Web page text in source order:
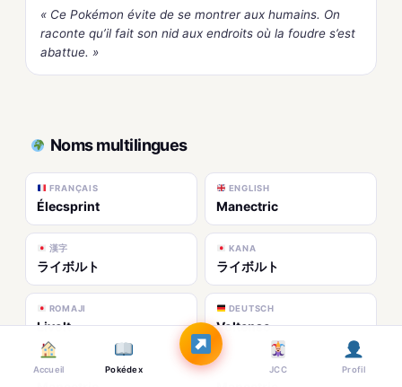
« Ce Pokémon évite de se montrer aux humains. On
raconte qu’il fait son nid aux endroits où la foudre s’est
abattue. »
Noms multilingues
FRANÇAIS
Élecsprint
ENGLISH
Manectric
漢字
ライボルト
KANA
ライボルト
ROMAJI
Livolt
DEUTSCH
Voltenso
ESPAÑOL ITALIANO
Accueil Pokédex JCC Profil